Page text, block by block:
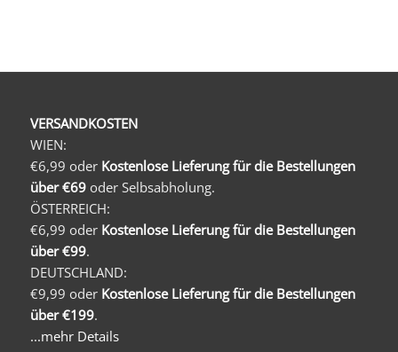
VERSANDKOSTEN
WIEN:
€6,99 oder Kostenlose Lieferung für die Bestellungen
über €69oder Selbsabholung.
ÖSTERREICH:
€6,99 oder Kostenlose Lieferung für die Bestellungen
über €99.
DEUTSCHLAND:
€9,99 oder Kostenlose Lieferung für die Bestellungen
über €199.
...mehr Details